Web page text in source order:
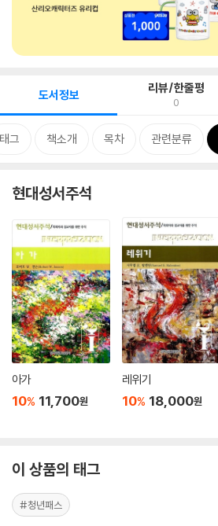
도서정보 리뷰/한줄평
0
태그 책소개 목차 관련분류
현대성서주석
아가
10% 11,700원
레위기
10% 18,000원
이 상품의 태그
#청년패스